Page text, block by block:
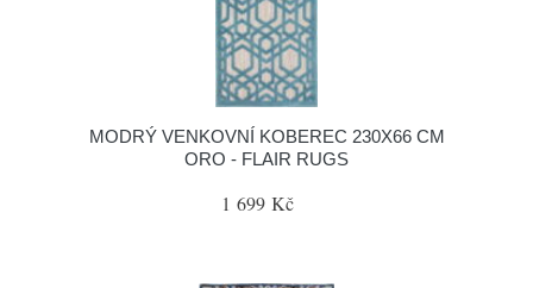
MODRÝ VENKOVNÍ KOBEREC 230X66 CM
ORO - FLAIR RUGS
1 699 Kč